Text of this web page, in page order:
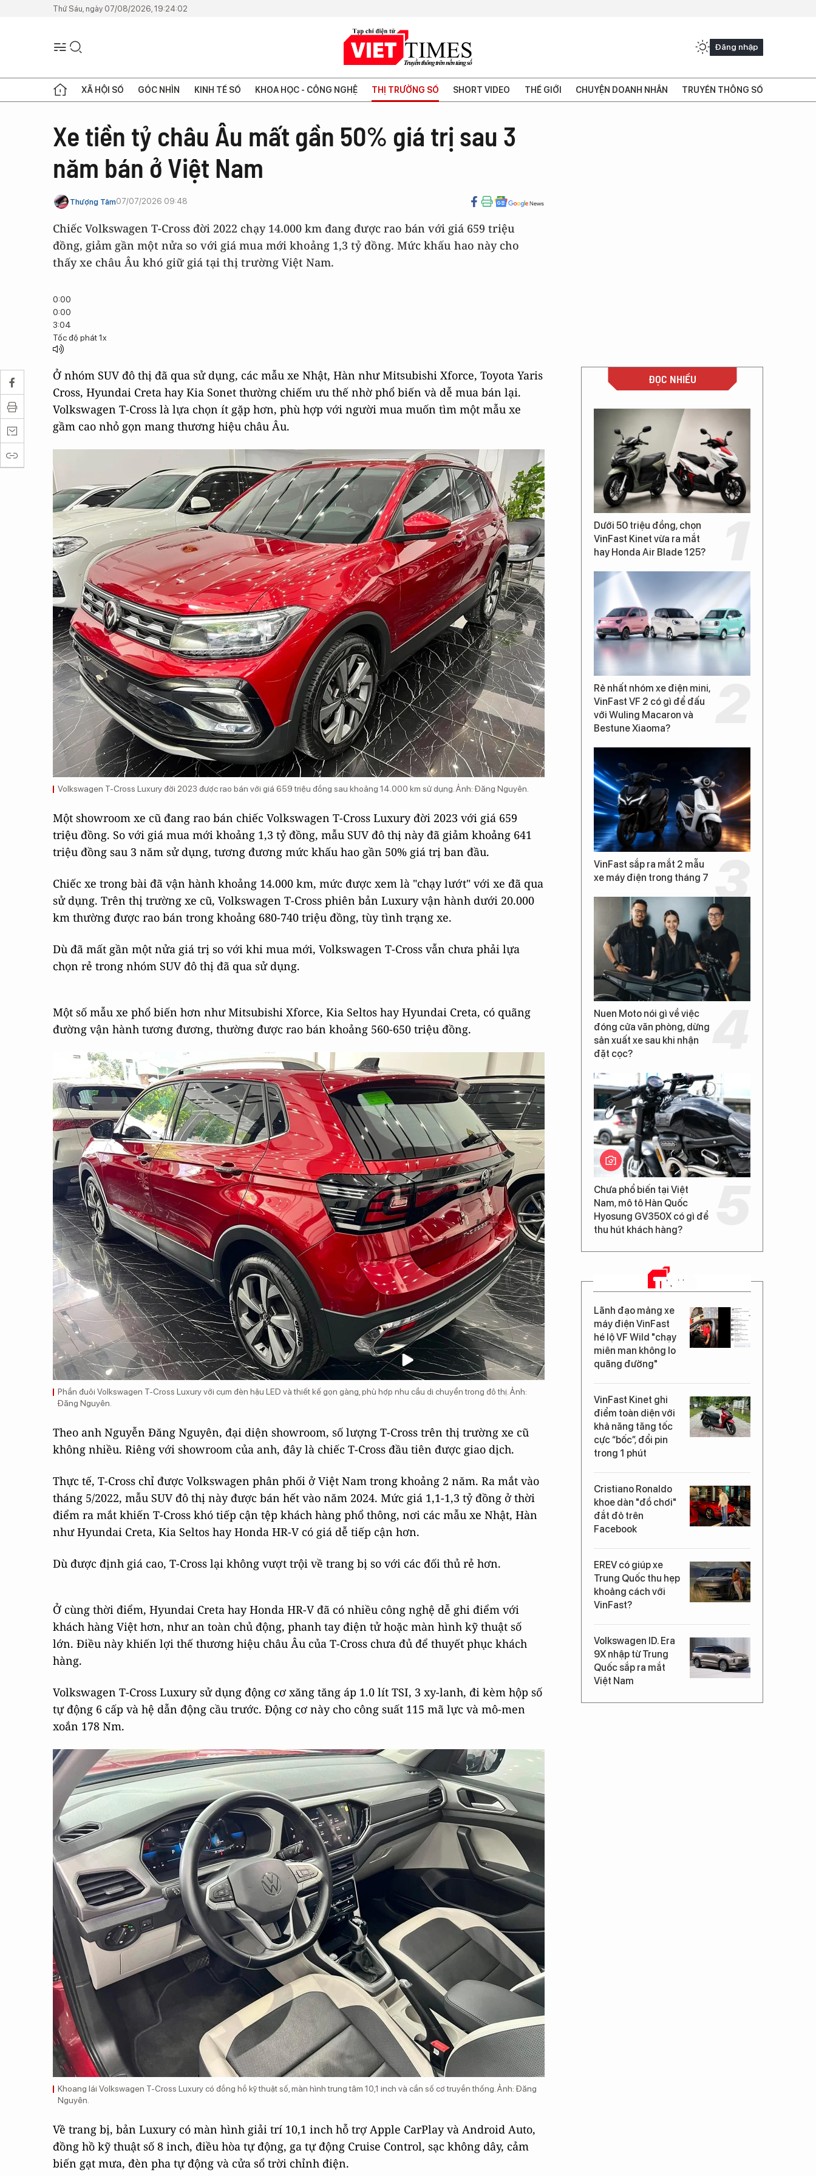
Thứ Sáu, ngày 07/08/2026, 19:24:02
Đăng nhập
XÃ HỘI SỐ GÓC NHÌN KINH TẾ SỐ KHOA HỌC - CÔNG NGHỆ THỊ TRƯỜNG SỐ SHORT VIDEO THẾ GIỚI CHUYỆN DOANH NHÂN TRUYỀN THÔNG SỐ
Xe tiền tỷ châu Âu mất gần 50% giá trị sau 3
năm bán ở Việt Nam
Thượng Tâm07/07/2026 09:48
Chiếc Volkswagen T-Cross đời 2022 chạy 14.000 km đang được rao bán với giá 659 triệu
đồng, giảm gần một nửa so với giá mua mới khoảng 1,3 tỷ đồng. Mức khấu hao này cho
thấy xe châu Âu khó giữ giá tại thị trường Việt Nam.
0:00
0:00
3:04
Tốc độ phát1x
Ở nhóm SUV đô thị đã qua sử dụng, các mẫu xe Nhật, Hàn như Mitsubishi Xforce, Toyota Yaris
Cross, Hyundai Creta hay Kia Sonet thường chiếm ưu thế nhờ phổ biến và dễ mua bán lại.
Volkswagen T-Cross là lựa chọn ít gặp hơn, phù hợp với người mua muốn tìm một mẫu xe
gầm cao nhỏ gọn mang thương hiệu châu Âu.
Volkswagen T-Cross Luxury đời 2023 được rao bán với giá 659 triệu đồng sau khoảng 14.000 km sử dụng. Ảnh: Đăng Nguyên.
Một showroom xe cũ đang rao bán chiếc Volkswagen T-Cross Luxury đời 2023 với giá 659
triệu đồng. So với giá mua mới khoảng 1,3 tỷ đồng, mẫu SUV đô thị này đã giảm khoảng 641
triệu đồng sau 3 năm sử dụng, tương đương mức khấu hao gần 50% giá trị ban đầu.
Chiếc xe trong bài đã vận hành khoảng 14.000 km, mức được xem là "chạy lướt" với xe đã qua
sử dụng. Trên thị trường xe cũ, Volkswagen T-Cross phiên bản Luxury vận hành dưới 20.000
km thường được rao bán trong khoảng 680-740 triệu đồng, tùy tình trạng xe.
Dù đã mất gần một nửa giá trị so với khi mua mới, Volkswagen T-Cross vẫn chưa phải lựa
chọn rẻ trong nhóm SUV đô thị đã qua sử dụng.
Một số mẫu xe phổ biến hơn như Mitsubishi Xforce, Kia Seltos hay Hyundai Creta, có quãng
đường vận hành tương đương, thường được rao bán khoảng 560-650 triệu đồng.
Phần đuôi Volkswagen T-Cross Luxury với cụm đèn hậu LED và thiết kế gọn gàng, phù hợp nhu cầu di chuyển trong đô thị. Ảnh:
Đăng Nguyên.
Theo anh Nguyễn Đăng Nguyên, đại diện showroom, số lượng T-Cross trên thị trường xe cũ
không nhiều. Riêng với showroom của anh, đây là chiếc T-Cross đầu tiên được giao dịch.
Thực tế, T-Cross chỉ được Volkswagen phân phối ở Việt Nam trong khoảng 2 năm. Ra mắt vào
tháng 5/2022, mẫu SUV đô thị này được bán hết vào năm 2024. Mức giá 1,1-1,3 tỷ đồng ở thời
điểm ra mắt khiến T-Cross khó tiếp cận tệp khách hàng phổ thông, nơi các mẫu xe Nhật, Hàn
như Hyundai Creta, Kia Seltos hay Honda HR-V có giá dễ tiếp cận hơn.
Dù được định giá cao, T-Cross lại không vượt trội về trang bị so với các đối thủ rẻ hơn.
Ở cùng thời điểm, Hyundai Creta hay Honda HR-V đã có nhiều công nghệ dễ ghi điểm với
khách hàng Việt hơn, như an toàn chủ động, phanh tay điện tử hoặc màn hình kỹ thuật số
lớn. Điều này khiến lợi thế thương hiệu châu Âu của T-Cross chưa đủ để thuyết phục khách
hàng.
Volkswagen T-Cross Luxury sử dụng động cơ xăng tăng áp 1.0 lít TSI, 3 xy-lanh, đi kèm hộp số
tự động 6 cấp và hệ dẫn động cầu trước. Động cơ này cho công suất 115 mã lực và mô-men
xoắn 178 Nm.
Khoang lái Volkswagen T-Cross Luxury có đồng hồ kỹ thuật số, màn hình trung tâm 10,1 inch và cần số cơ truyền thống. Ảnh: Đăng
Nguyên.
Về trang bị, bản Luxury có màn hình giải trí 10,1 inch hỗ trợ Apple CarPlay và Android Auto,
đồng hồ kỹ thuật số 8 inch, điều hòa tự động, ga tự động Cruise Control, sạc không dây, cảm
biến gạt mưa, đèn pha tự động và cửa sổ trời chỉnh điện.
ĐỌC NHIỀU
Dưới 50 triệu đồng, chọn
VinFast Kinet vừa ra mắt
hay Honda Air Blade 125?
Rẻ nhất nhóm xe điện mini,
VinFast VF 2 có gì để đấu
với Wuling Macaron và
Bestune Xiaoma?
VinFast sắp ra mắt 2 mẫu
xe máy điện trong tháng 7
Nuen Moto nói gì về việc
đóng cửa văn phòng, dừng
sản xuất xe sau khi nhận
đặt cọc?
Chưa phổ biến tại Việt
Nam, mô tô Hàn Quốc
Hyosung GV350X có gì để
thu hút khách hàng?
TIN MỚI
Lãnh đạo mảng xe
máy điện VinFast
hé lộ VF Wild "chạy
miên man không lo
quãng đường"
VinFast Kinet ghi
điểm toàn diện với
khả năng tăng tốc
cực “bốc”, đổi pin
trong 1 phút
Cristiano Ronaldo
khoe dàn "đồ chơi"
đắt đỏ trên
Facebook
EREV có giúp xe
Trung Quốc thu hẹp
khoảng cách với
VinFast?
Volkswagen ID. Era
9X nhập từ Trung
Quốc sắp ra mắt
Việt Nam